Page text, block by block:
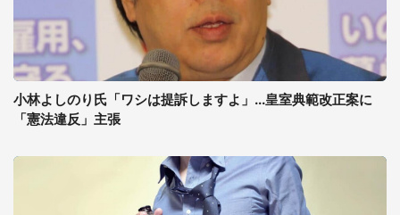
小林よしのり氏「ワシは提訴しますよ」...皇室典範改正案に
「憲法違反」主張